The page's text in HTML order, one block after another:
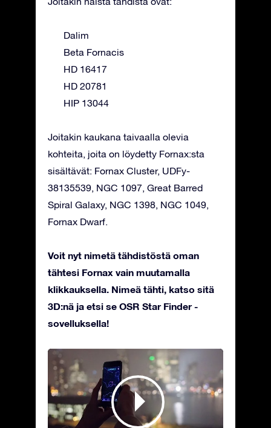
Dalim
Beta Fornacis
HD 16417
HD 20781
HIP 13044
Joitakin kaukana taivaalla olevia
kohteita, joita on löydetty Fornax:sta
sisältävät: Fornax Cluster, UDFy-
38135539, NGC 1097, Great Barred
Spiral Galaxy, NGC 1398, NGC 1049,
Fornax Dwarf.
Voit nyt nimetä tähdistöstä oman
tähtesi Fornax vain muutamalla
klikkauksella. Nimeä tähti, katso sitä
3D:nä ja etsi se OSR Star Finder -
sovelluksella!